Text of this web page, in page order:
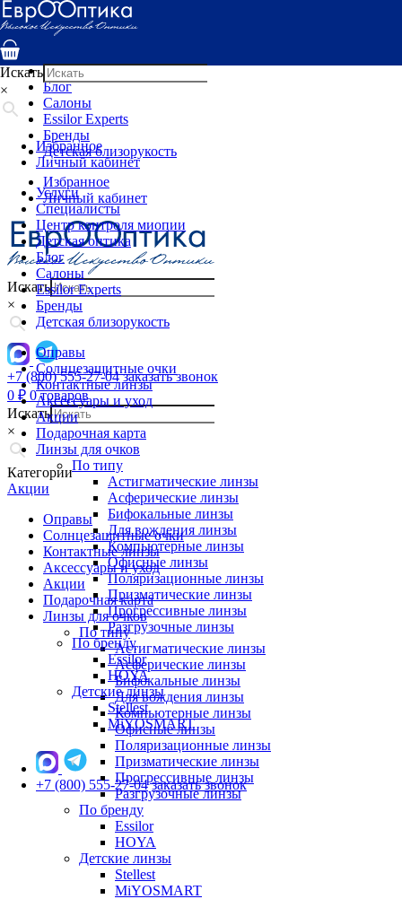
Услуги
Специалисты
Детская оптика
Блог
Салоны
Essilor Experts
Бренды
Детская близорукость
Избранное
Личный кабинет
Искать
×
+7 (800) 555-27-04 заказать звонок
0 ₽ 0 товаров
Искать
×
Категории
Акции
Оправы
Солнцезащитные очки
Контактные линзы
Аксессуары и уход
Акции
Подарочная карта
Линзы для очков
По типу
Астигматические линзы
Асферические линзы
Бифокальные линзы
Для вождения линзы
Компьютерные линзы
Офисные линзы
Поляризационные линзы
Призматические линзы
Прогрессивные линзы
Разгрузочные линзы
По бренду
Essilor
HOYA
Детские линзы
Stellest
MiYOSMART
Искать
×
Избранное
Личный кабинет
Услуги
Специалисты
Центр контроля миопии
Детская оптика
Блог
Салоны
Essilor Experts
Бренды
Детская близорукость
Оправы
Солнцезащитные очки
Контактные линзы
Аксессуары и уход
Акции
Подарочная карта
Линзы для очков
По типу
Астигматические линзы
Асферические линзы
Бифокальные линзы
Для вождения линзы
Компьютерные линзы
Офисные линзы
Поляризационные линзы
Призматические линзы
Прогрессивные линзы
Разгрузочные линзы
По бренду
Essilor
HOYA
Детские линзы
Stellest
MiYOSMART
+7 (800) 555-27-04 заказать звонок